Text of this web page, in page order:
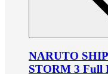
NARUTO
STORM 3 Full